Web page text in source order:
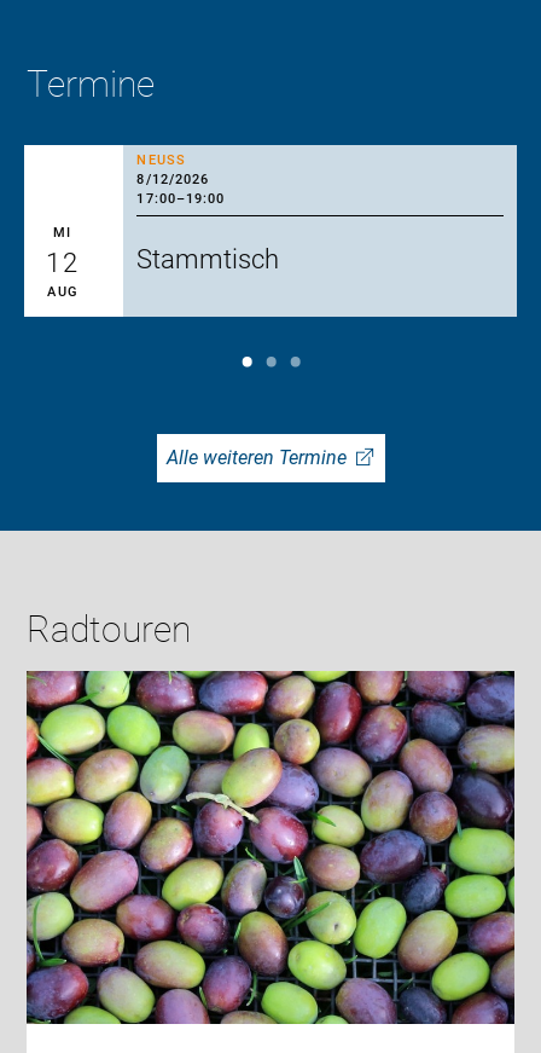
Termine
NEUSS
8/12/2026
17:00–19:00
MI
12
AUG
Stammtisch
Alle weiteren Termine
Radtouren